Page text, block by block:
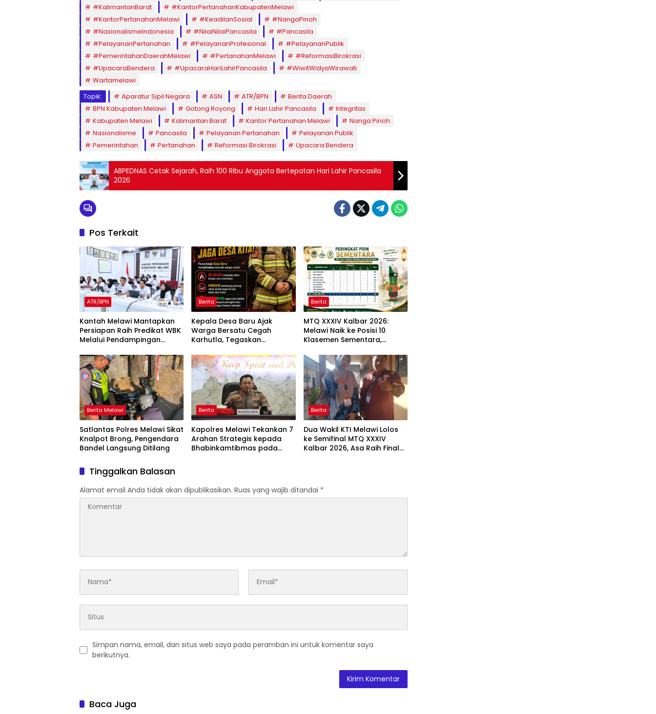
#KalimantanBarat
#KantorPertanahanKabupatenMelawi
#KantorPertanahanMelawi
#KeadilanSosial
#NangaPinoh
#NasionalismeIndonesia
#NilaiNilaiPancasila
#Pancasila
#PelayananPertanahan
#PelayananProfesional
#PelayananPublik
#PemerintahanDaerahMelawi
#PertanahanMelawi
#ReformasiBirokrasi
#UpacaraBendera
#UpacaraHariLahirPancasila
#WiwitWidyaWirawati
Wartamelawi
Topik:
Aparatur Sipil Negara ASN ATR/BPN
Berita Daerah
BPN Kabupaten Melawi
Gotong Royong Hari Lahir Pancasila
Integritas
Kabupaten Melawi
Kalimantan Barat Kantor Pertanahan Melawi
Nanga Pinoh
Nasionalisme
Pancasila Pelayanan Pertanahan
Pelayanan Publik
Pemerintahan
Pertanahan Reformasi Birokrasi Upacara Bendera
ABPEDNAS Cetak Sejarah, Raih 100 Ribu Anggota Bertepatan Hari Lahir Pancasila
2026
Pos Terkait
ATR/BPN
Kantah Melawi Mantapkan
Persiapan Raih Predikat WBK
Melalui Pendampingan
Lapangan
Berita
Kepala Desa Baru Ajak
Warga Bersatu Cegah
Karhutla, Tegaskan
Berita
MTQ XXXIV Kalbar 2026:
Melawi Naik ke Posisi 10
Klasemen Sementara,
Lebih Baik Berlanjut
Berita Melawi
Satlantas Polres Melawi Sikat
Knalpot Brong, Pengendara
Bandel Langsung Ditilang
Berita
Kapolres Melawi Tekankan 7
Arahan Strategis kepada
Bhabinkamtibmas pada
Berita
Dua Wakil KTI Melawi Lolos
ke Semifinal MTQ XXXIV
Kalbar 2026, Asa Raih Final
Tinggalkan Balasan
Alamat email Anda tidak akan dipublikasikan. Ruas yang wajib ditandai *
Simpan nama, email, dan situs web saya pada peramban ini untuk komentar saya
berikutnya.
Baca Juga